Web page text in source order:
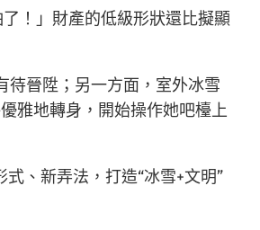
！」財產的低級形狀還比擬顯
待晉陞；另一方面，室外冰雪
雅地轉身，開始操作她吧檯上
、新弄法，打造“冰雪+文明”